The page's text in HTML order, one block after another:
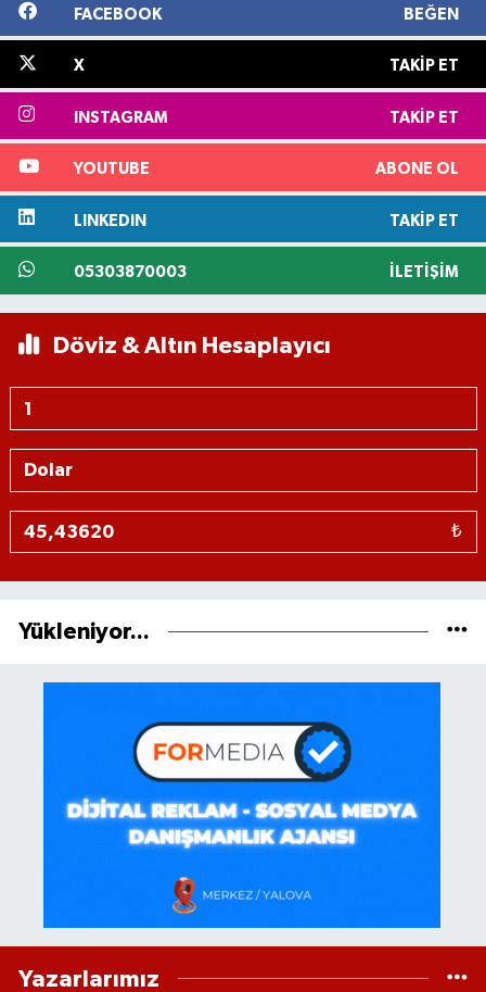
FACEBOOK BEĞEN
X TAKIP ET
INSTAGRAM TAKIP ET
YOUTUBE ABONE OL
LINKEDIN TAKIP ET
05303870003 İLETIŞIM
Döviz & Altın Hesaplayıcı
₺
Yükleniyor...
Yazarlarımız